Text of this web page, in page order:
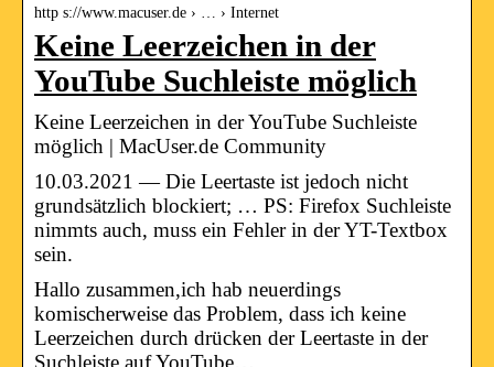
http s://www.macuser.de › … › Internet
Keine Leerzeichen in der
YouTube Suchleiste möglich
Keine Leerzeichen in der YouTube Suchleiste
möglich | MacUser.de Community
10.03.2021 — Die Leertaste ist jedoch nicht
grundsätzlich blockiert; … PS: Firefox Suchleiste
nimmts auch, muss ein Fehler in der YT-Textbox
sein.
Hallo zusammen,ich hab neuerdings
komischerweise das Problem, dass ich keine
Leerzeichen durch drücken der Leertaste in der
Suchleiste auf YouTube…